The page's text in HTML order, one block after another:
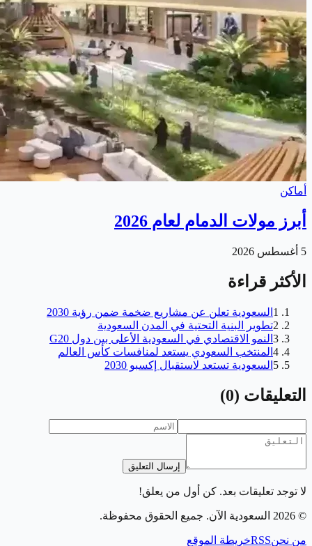
أماكن
أبرز مولات الدمام لعام 2026
5 أغسطس 2026
الأكثر قراءة
1 السعودية تعلن عن مشاريع ضخمة ضمن رؤية 2030
2تطوير البنية التحتية في المدن السعودية
3 النمو الاقتصادي في السعودية الأعلى بين دول G20
4 المنتخب السعودي يستعد لمنافسات كأس العالم
5 السعودية تستعد لاستقبال إكسبو 2030
التعليقات (
0
)
إرسال التعليق
لا توجد تعليقات بعد. كن أول من يعلق!
©
2026 السعودية الآن. جميع الحقوق محفوظة.
من نحنRSSخريطة الموقع